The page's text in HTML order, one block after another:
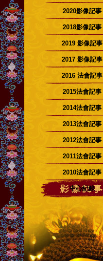
2020影像記事
2018影像記事
2019 影像記事
2017 影像記事
2016 法會記事
2015法會記事
2014法會記事
2013法會記事
2012法會記事
2011法會記事
2010法會記事
中心紀錄